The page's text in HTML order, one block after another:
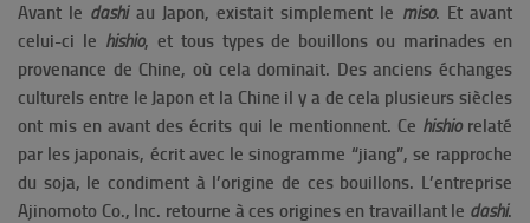
Avant le dashiau Japon, existait simplement le miso. Et avant
celui-ci le hishio, et tous types de bouillons ou marinades en
provenance de Chine, où cela dominait. Des anciens échanges
culturels entre le Japon et la Chine il y a de cela plusieurs siècles
ont mis en avant des écrits qui le mentionnent. Ce hishiorelaté
par les japonais, écrit avec le sinogramme “jiang”, se rapproche
du soja, le condiment à l’origine de ces bouillons. L’entreprise
Ajinomoto Co., Inc. retourne à ces origines en travaillant le dashi.